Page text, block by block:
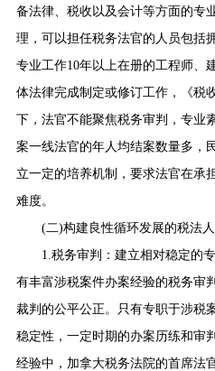
备法律、税收以及会计等方面的专
理，可以担任税务法官的人员包括
专业工作10年以上在册的工程师、
体法律完成制定或修订工作，《税
下，法官不能聚焦税务审判，专业
案一线法官的年人均结案数量多，
立一定的培养机制，要求法官在承
难度。
(二)构建良性循环发展的税法人
1.税务审判：建立相对稳定的专
有丰富涉税案件办案经验的税务审
裁判的公平公正。只有专职于涉税
稳定性，一定时期的办案历练和审
经验中，加拿大税务法院的首席法